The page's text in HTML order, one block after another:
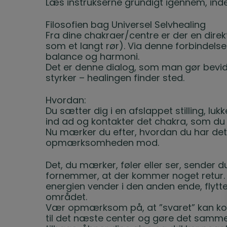
Læs instrukserne grundigt igennem,
Filosofien bag Universel Selvhealing
Fra dine chakraer/centre er der en
som et langt rør). Via denne
balance og harmoni.
Det er denne dialog, som man gør
styrker – healingen finder sted.
Hvordan:
Du sætter dig i en afslappet stilling,
ind ad og kontakter det chakra, som du
Nu mærker du efter, hvordan du har
opmærksomheden mod.
Det, du mærker, føler eller ser, sender
fornemmer, at der kommer noget retur.
energien vender i den anden ende,
området.
Vær opmærksom på, at ”svaret” kan
til det næste center og gøre det